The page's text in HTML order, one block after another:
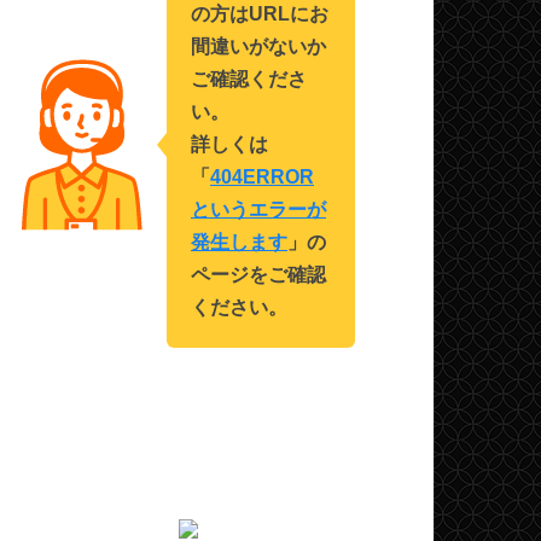
の方はURLにお
間違いがないか
ご確認くださ
い。
詳しくは
「 404ERROR
というエラーが
発生します 」の
ページをご確認
ください。